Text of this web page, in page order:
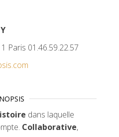
Paris 01.46.59.22.57
dans laquelle
Collaborative,